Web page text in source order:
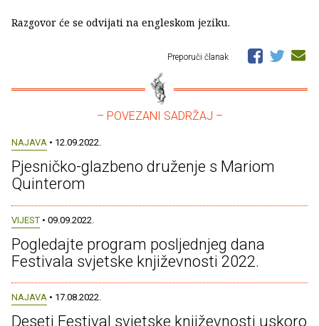
Razgovor će se odvijati na engleskom jeziku.
Preporuči članak
– POVEZANI SADRŽAJ –
NAJAVA • 12.09.2022.
Pjesničko-glazbeno druženje s Mariom
Quinterom
VIJEST • 09.09.2022.
Pogledajte program posljednjeg dana
Festivala svjetske književnosti 2022.
NAJAVA • 17.08.2022.
Deseti Festival svjetske književnosti uskoro